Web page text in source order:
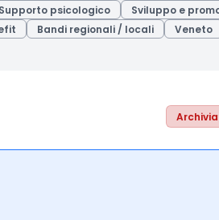
Supporto psicologico Sviluppo e
Bandi regionali / locali Veneto